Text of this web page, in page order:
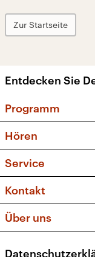
Zur Startseite
Entdecken Sie
Programm
Musikliste
Kakadu –
Hören
Service
FAQ
Apps
Newsletter
Kontakt
Social
Über uns